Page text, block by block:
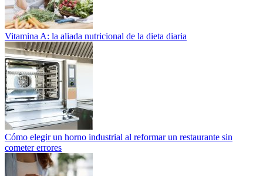
Vitamina A: la aliada nutricional de la dieta diaria
Cómo elegir un horno industrial al reformar un restaurante sin
cometer errores